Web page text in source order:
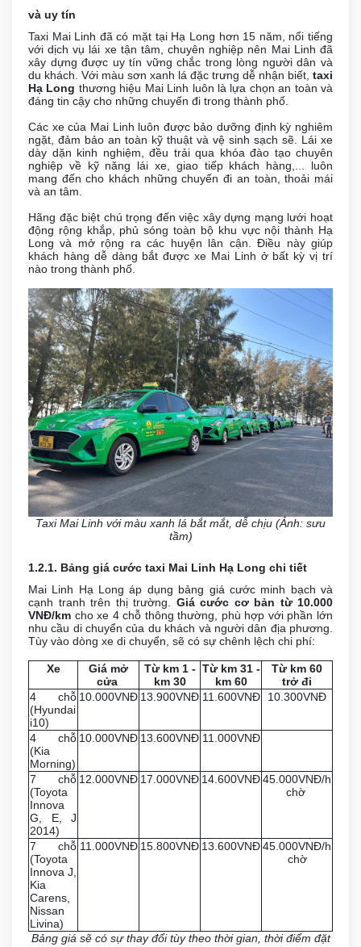
và uy tín
Taxi Mai Linh đã có mặt tại Hạ Long hơn 15 năm, nổi tiếng
với dịch vụ lái xe tận tâm, chuyên nghiệp nên Mai Linh đã
xây dựng được uy tín vững chắc trong lòng người dân và
du khách. Với màu sơn xanh lá đặc trưng dễ nhận biết, taxi
Hạ Long thương hiệu Mai Linh luôn là lựa chọn an toàn và
đáng tin cậy cho những chuyến đi trong thành phố.
Các xe của Mai Linh luôn được bảo dưỡng định kỳ nghiêm
ngặt, đảm bảo an toàn kỹ thuật và vệ sinh sạch sẽ. Lái xe
dày dặn kinh nghiệm, đều trải qua khóa đào tạo chuyên
nghiệp về kỹ năng lái xe, giao tiếp khách hàng,... luôn
mang đến cho khách những chuyến đi an toàn, thoải mái
và an tâm.
Hãng đặc biệt chú trọng đến việc xây dựng mạng lưới hoạt
động rộng khắp, phủ sóng toàn bộ khu vực nội thành Hạ
Long và mở rộng ra các huyện lân cận. Điều này giúp
khách hàng dễ dàng bắt được xe Mai Linh ở bất kỳ vị trí
nào trong thành phố.
Taxi Mai Linh với màu xanh lá bắt mắt, dễ chịu (Ảnh: sưu
tầm)
1.2.1. Bảng giá cước taxi Mai Linh Hạ Long chi tiết
Mai Linh Hạ Long áp dụng bảng giá cước minh bạch và
cạnh tranh trên thị trường. Giá cước cơ bản từ 10.000
VNĐ/km cho xe 4 chỗ thông thường, phù hợp với phần lớn
nhu cầu di chuyển của du khách và người dân địa phương.
Tùy vào dòng xe di chuyển, sẽ có sự chênh lệch chi phí:
Xe
Giá mở
cửa
Từ km 1 -
km 30
Từ km 31 -
km 60
Từ km 60
trở đi
4 chỗ
(Hyundai
i10)
10.000VNĐ 13.900VNĐ 11.600VNĐ 10.300VNĐ
4 chỗ
(Kia
Morning)
10.000VNĐ 13.600VNĐ 11.000VNĐ
7 chỗ
(Toyota
Innova
G, E, J
2014)
12.000VNĐ 17.000VNĐ 14.600VNĐ45.000VNĐ/h
chờ
7 chỗ
(Toyota
Innova J,
Kia
Carens,
Nissan
Livina)
11.000VNĐ 15.800VNĐ 13.600VNĐ45.000VNĐ/h
chờ
Bảng giá sẽ có sự thay đổi tùy theo thời gian, thời điểm đặt